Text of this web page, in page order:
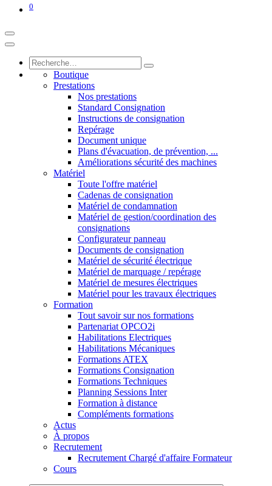
0
Boutique
Prestations
Nos prestations
Standard Consignation
Instructions de consignation
Repérage
Document unique
Plans d'évacuation, de prévention, ...
Améliorations sécurité des machines
Matériel
Toute l'offre matériel
Cadenas de consignation
Matériel de condamnation
Matériel de gestion/coordination des
consignations
Configurateur panneau
Documents de consignation
Matériel de sécurité électrique
Matériel de marquage / repérage
Matériel de mesures électriques
Matériel pour les travaux électriques
Formation
Tout savoir sur nos formations
Partenariat OPCO2i
Habilitations Electriques
Habilitations Mécaniques
Formations ATEX
Formations Consignation
Formations Techniques
Planning Sessions Inter
Formation à distance
Compléments formations
Actus
À propos
Recrutement
Recrutement Chargé d'affaire Formateur
Cours